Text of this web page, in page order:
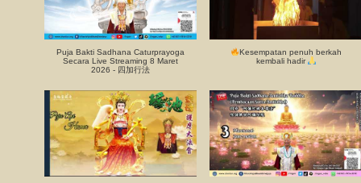
Puja Bakti Sadhana Caturprayoga
Secara Live Streaming 8 Maret
2026 - 四加行法
Kesempatan penuh berkah
kembali hadir